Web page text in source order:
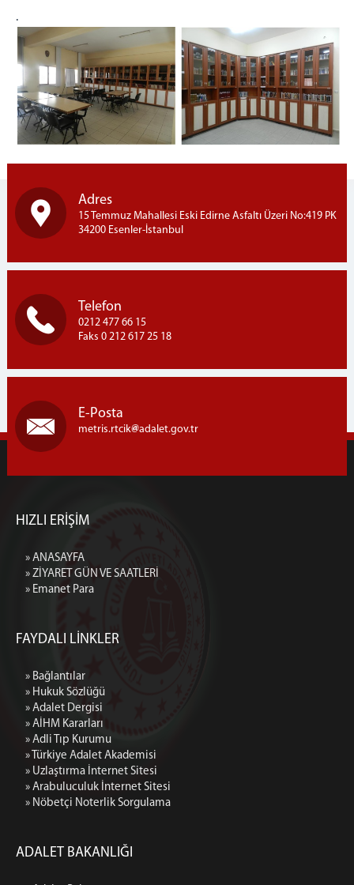
.
Adres
15 Temmuz Mahallesi Eski Edirne Asfaltı Üzeri No:419 PK
34200 Esenler-İstanbul
Telefon
0212 477 66 15
Faks 0 212 617 25 18
E-Posta
metris.rtcik adalet.gov.tr
HIZLI ERİŞİM
» ANASAYFA
» ZİYARET GÜN VE SAATLERİ
» Emanet Para
FAYDALI LİNKLER
» Bağlantılar
» Hukuk Sözlüğü
» Adalet Dergisi
» AİHM Kararları
» Adli Tıp Kurumu
» Türkiye Adalet Akademisi
» Uzlaştırma İnternet Sitesi
» Arabuluculuk İnternet Sitesi
» Nöbetçi Noterlik Sorgulama
ADALET BAKANLIĞI